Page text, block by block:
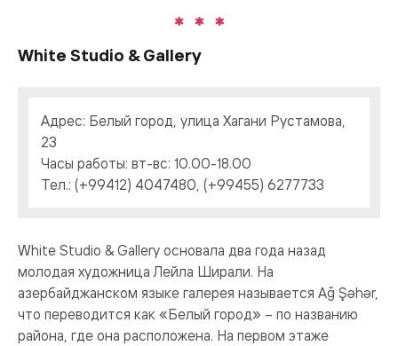
White Studio & Gallery
Адрес: Белый город, улица Хагани Рустамова,
23
Часы работы: вт-вс: 10.00-18.00
Тел.: (+99412) 4047480, (+99455) 6277733
White Studio & Gallery основала два года назад
молодая художница Лейла Ширали. На
азербайджанском языке галерея называется Ağ Şəhər,
что переводится как «Белый город» – по названию
района, где она расположена. На первом этаже